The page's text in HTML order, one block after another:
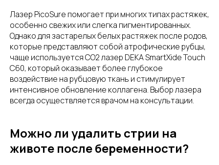
Лазер PicoSure помогает при многих типах растяжек,
особенно свежих или слегка пигментированных.
Однако для застарелых белых растяжек после родов,
которые представляют собой атрофические рубцы,
чаще используется CO2 лазер DEKA SmartXide Touch
C60, который оказывает более глубокое
воздействие на рубцовую ткань и стимулирует
интенсивное обновление коллагена. Выбор лазера
всегда осуществляется врачом на консультации.
Можно ли удалить стрии на
животе после беременности?